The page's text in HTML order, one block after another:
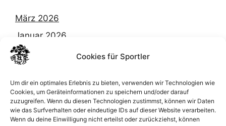
Cookies für Sportler
Um dir ein optimales Erlebnis zu bieten, verwenden wir Technologien wie
Cookies, um Geräteinformationen zu speichern und/oder darauf
zuzugreifen. Wenn du diesen Technologien zustimmst, können wir Daten
wie das Surfverhalten oder eindeutige IDs auf dieser Website verarbeiten.
Wenn du deine Einwilligung nicht erteilst oder zurückziehst, können
März 2026
Januar 2026
Dezember 2025
September 2025
Februar 2025
März 2024